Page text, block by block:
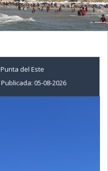
Punta del Este
Publicada: 05-08-2026